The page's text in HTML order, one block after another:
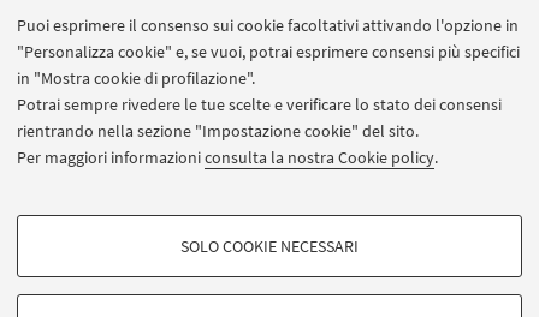
Puoi esprimere il consenso sui cookie facoltativi attivando l'opzione in
"Personalizza cookie" e, se vuoi, potrai esprimere consensi più specifici
in "Mostra cookie di profilazione".
Potrai sempre rivedere le tue scelte e verificare lo stato dei consensi
rientrando nella sezione "Impostazione cookie" del sito.
Per maggiori informazioniconsulta la nostra Cookie policy.
COOKIE DI PROFILAZIONE - FACOLTATIVI
SOLO COOKIE NECESSARI
NEL FRATTEMPO, SCOPRI DI PIU' SUL SITO WEB
DEL CORSO PRESENTATO
Geografia e processi territoriali
CONTATTI
matteo.proto2@unibo.it